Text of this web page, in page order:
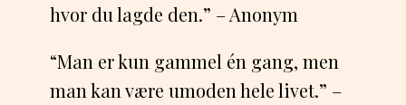
hvor du lagde den.” – Anonym
“Man er kun gammel én gang, men
man kan være umoden hele livet.” –